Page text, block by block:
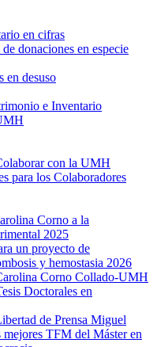
en cifras
donaciones en especie
en desuso
e Inventario
con la UMH
para los Colaboradores
Corno a la
2025
un proyecto de
y hemostasia 2026
Corno Collado-UMH
Doctorales en
de Prensa Miguel
mejores TFM del Máster en